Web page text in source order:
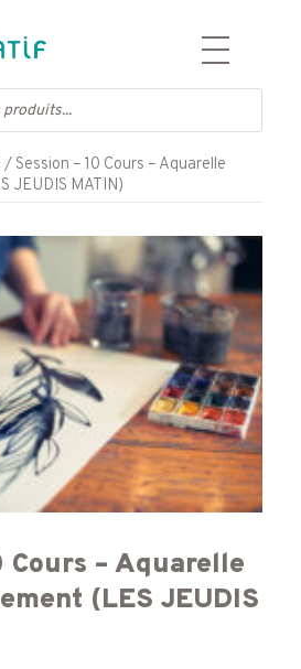
/ Session – 10 Cours – Aquarelle
JEUDIS MATIN)
Cours – Aquarelle
(LES JEUDIS